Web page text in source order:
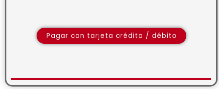
Pagar con tarjeta crédito / débito